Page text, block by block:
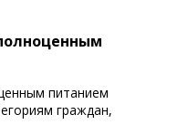
питанием
граждан,